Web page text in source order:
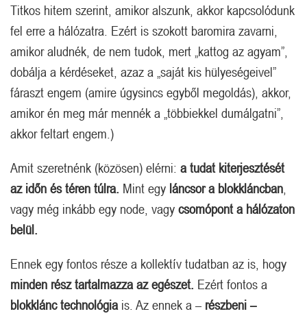
Titkos hitem szerint, amikor alszunk, akkor kapcsolódunk
fel erre a hálózatra. Ezért is szokott baromira zavarni,
amikor aludnék, de nem tudok, mert „kattog az agyam”,
dobálja a kérdéseket, azaz a „saját kis hülyeségeivel”
fáraszt engem (amire úgysincs egyből megoldás), akkor,
amikor én meg már mennék a „többiekkel dumálgatni”,
akkor feltart engem.)
Amit szeretnénk (közösen) elérni: a tudat kiterjesztését
az időn és téren túlra. Mint egy láncsor a blokkláncban
vagy még inkább egy node, vagy csomópont a hálózaton
belül.
Ennek egy fontos része a kollektív tudatban az is, hogy
minden rész tartalmazza az egészet. Ezért fontos a
blokklánc technológia is. Az ennek a – részbeni –